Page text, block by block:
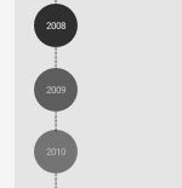
2008
2009
2010